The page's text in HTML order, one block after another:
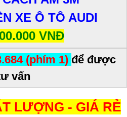
XE Ô TÔ AUDI
VNĐ
(phím 1) để được
vấn
LƯỢNG - GIÁ RẺ